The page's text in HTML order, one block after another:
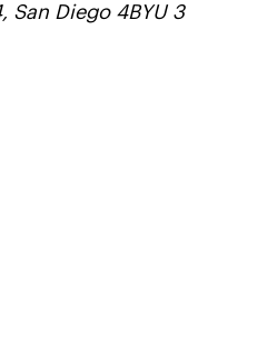
San Diego 4BYU 3